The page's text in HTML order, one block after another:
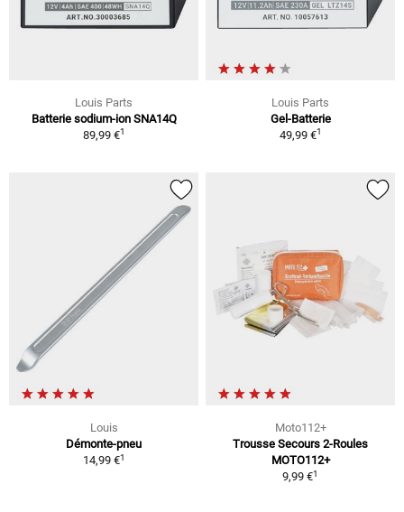
Louis Parts
Batterie sodium-ion SNA14Q
89,99 €1
Louis Parts
Gel-Batterie
49,99 €1
Louis
Démonte-pneu
14,99 €1
Moto112+
Trousse Secours 2-Roules
MOTO112+
9,99 €1